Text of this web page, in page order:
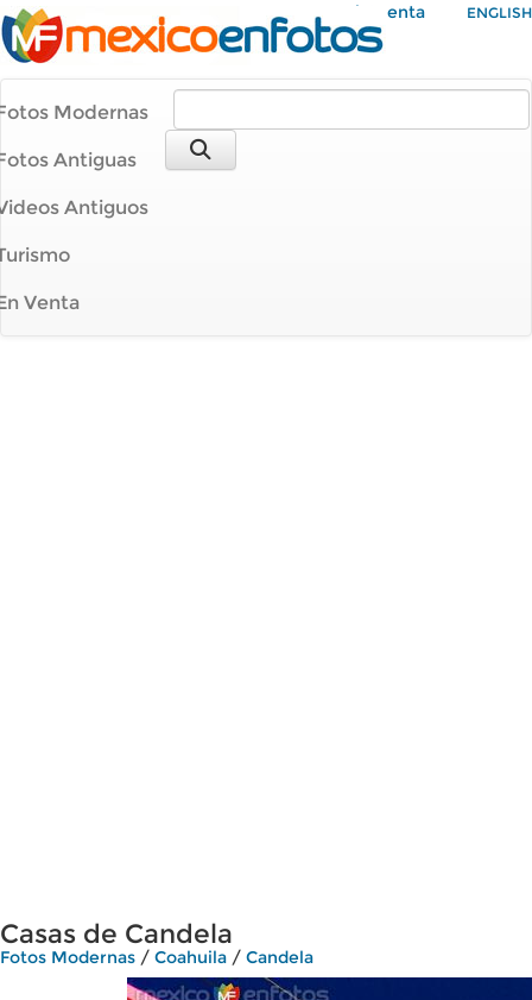
Mi Cuenta ENGLISH
Modernas
Antiguas
Antiguos
Venta
Casas de Candela
Fotos Modernas / Coahuila / Candela